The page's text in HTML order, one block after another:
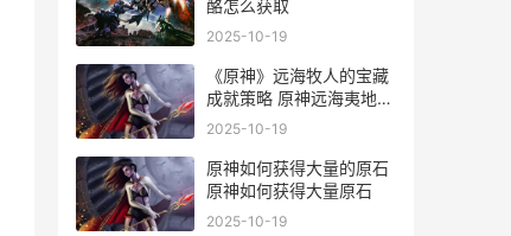
酪怎么获取
2025-10-19
《原神》远海牧人的宝藏
成就策略 原神远海夷地的
瑚枝怎么得
2025-10-19
原神如何获得大量的原石
原神如何获得大量原石
2025-10-19